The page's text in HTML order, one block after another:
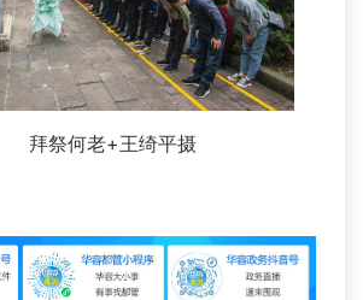
拜祭何老+王绮平摄